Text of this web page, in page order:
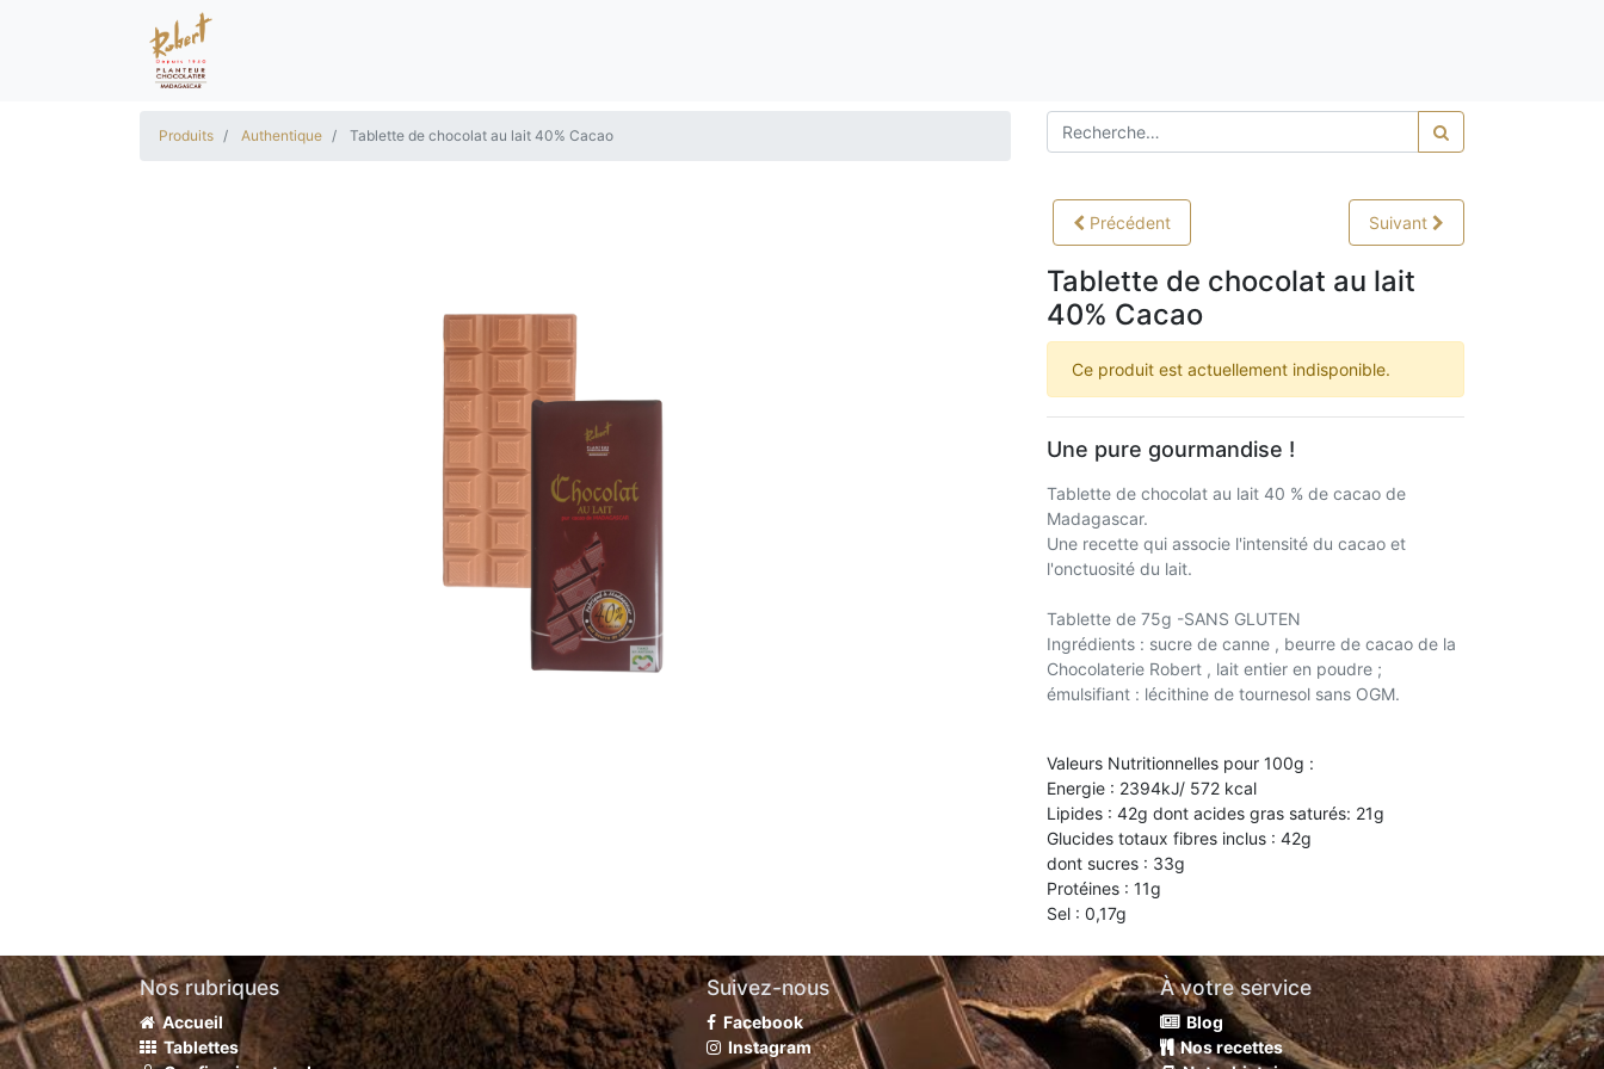
Produits Authentique Tablette de chocolat au lait 40% Cacao
Précédent Suivant
Tablette de chocolat au lait
40% Cacao
Ce produit est actuellement indisponible.
Une pure gourmandise !
Tablette de chocolat au lait 40 % de cacao de
Madagascar.
Une recette qui associe l'intensité du cacao et
l'onctuosité du lait.
Tablette de 75g -SANS GLUTEN
Ingrédients : sucre de canne , beurre de cacao de la
Chocolaterie Robert , lait entier en poudre ;
émulsifiant : lécithine de tournesol sans OGM.
Valeurs Nutritionnelles pour 100g :
Energie : 2394kJ/ 572 kcal
Lipides : 42g dont acides gras saturés: 21g
Glucides totaux fibres inclus : 42g
dont sucres : 33g
Protéines : 11g
Sel : 0,17g
Nos rubriques
Accueil
Tablettes
Suivez-nous
Facebook
Instagram
À votre service
Blog
Nos recettes